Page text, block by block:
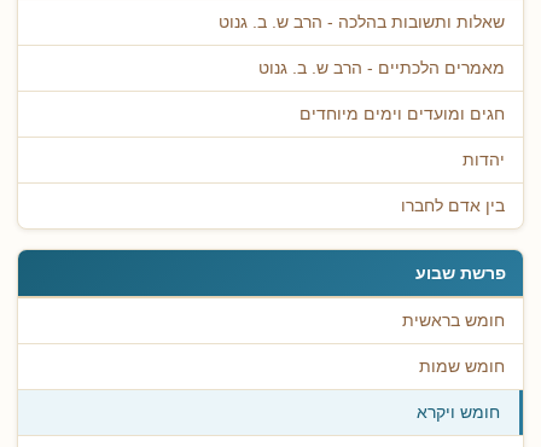
שאלות ותשובות בהלכה - הרב ש. ב. גנוט
מאמרים הלכתיים - הרב ש. ב. גנוט
חגים ומועדים וימים מיוחדים
יהדות
בין אדם לחברו
פרשת שבוע
חומש בראשית
חומש שמות
חומש ויקרא